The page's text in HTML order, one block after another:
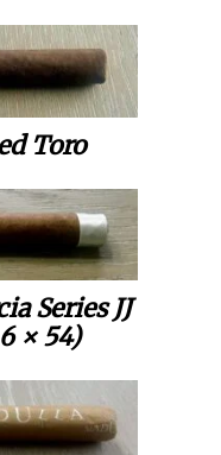
Toro
Series JJ
× 54)